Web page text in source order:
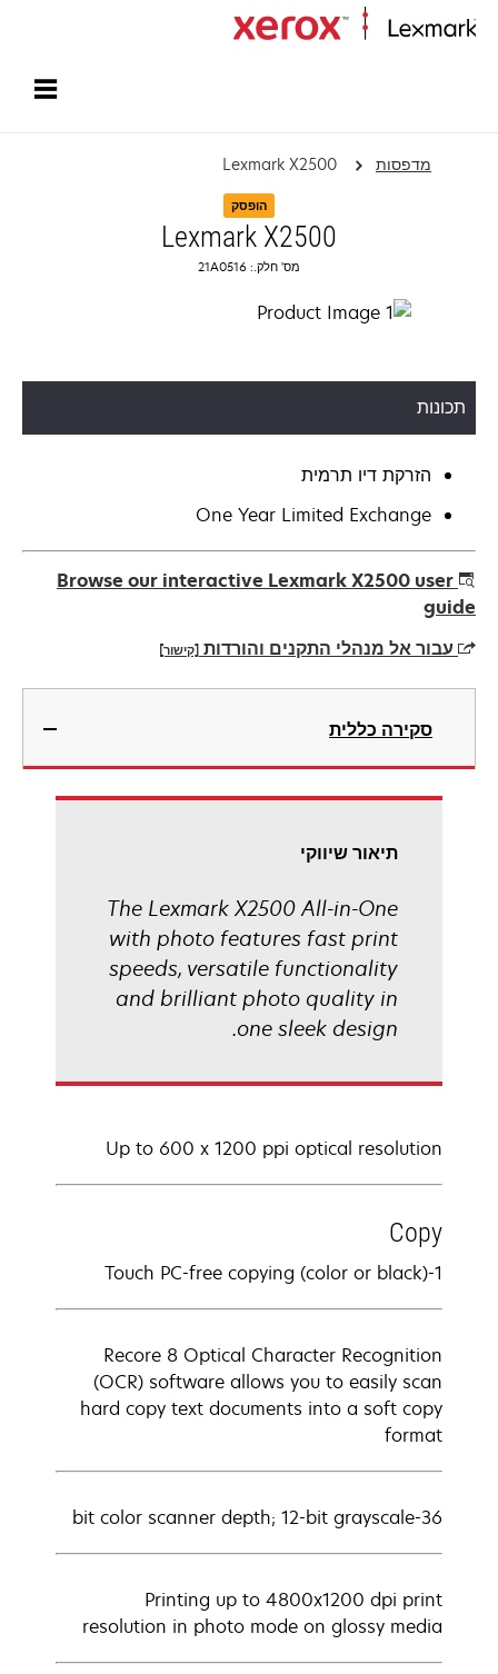
מדפסות Lexmark X2500
הופסק
Lexmark X2500
מס' חלק.: 21A0516
תכונות
הזרקת דיו תרמית
One Year Limited Exchange
Browse our interactive Lexmark X2500 user
guide
עבור אל מנהלי התקנים והורדות [קישור]
opens
new
סקירה כללית
תיאור שיווקי
The Lexmark X2500 All-in-One
with photo features fast print
speeds, versatile functionality
and brilliant photo quality in
one sleek design.
Up to 600 x 1200 ppi optical resolution
Copy
1-Touch PC-free copying (color or black)
Recore 8 Optical Character Recognition
(OCR) software allows you to easily scan
hard copy text documents into a soft copy
format
36-bit color scanner depth; 12-bit grayscale
Printing up to 4800x1200 dpi print
resolution in photo mode on glossy media